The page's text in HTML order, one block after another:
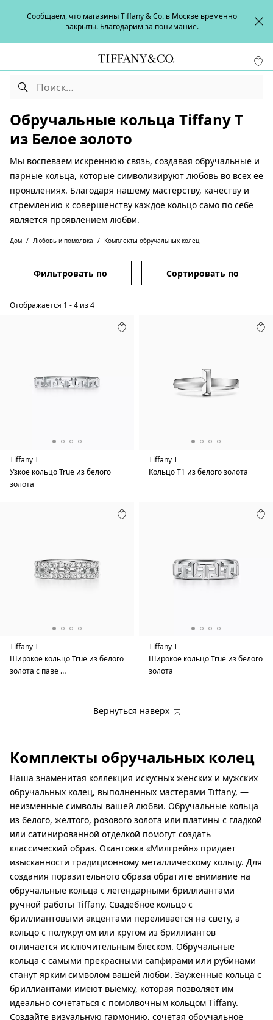
Сообщаем, что магазины Tiffany & Co. в Москве временно
закрыты. Благодарим за понимание.
Обручальные кольца Tiffany T
из Белое золото
Мы воспеваем искреннюю связь, создавая обручальные и
парные кольца, которые символизируют любовь во всех ее
проявлениях. Благодаря нашему мастерству, качеству и
стремлению к совершенству каждое кольцо само по себе
является проявлением любви.
Дом Любовь и помолвка Комплекты обручальных колец
Фильтровать по Сортировать по
Отображается 1 -4 из4
Tiffany T
Узкое кольцо True из белого
золота
Tiffany T
Кольцо T1 из белого золота
Tiffany T
Широкое кольцо True из белого
золота с паве …
Tiffany T
Широкое кольцо True из белого
золота
Вернуться наверх
Комплекты обручальных колец
Наша знаменитая коллекция искусных женских и мужских
обручальных колец, выполненных мастерами Tiffany, —
неизменные символы вашей любви. Обручальные кольца
из белого, желтого, розового золота или платины с гладкой
или сатинированной отделкой помогут создать
классический образ. Окантовка «Милгрейн» придает
изысканности традиционному металлическому кольцу. Для
создания поразительного образа обратите внимание на
обручальные кольца с легендарными бриллиантами
ручной работы Tiffany. Свадебное кольцо с
бриллиантовыми акцентами переливается на свету, а
кольцо с полукругом или кругом из бриллиантов
отличается исключительным блеском. Обручальные
кольца с самыми прекрасными сапфирами или рубинами
станут ярким символом вашей любви. Зауженные кольца с
бриллиантами имеют выемку, которая позволяет им
идеально сочетаться с помолвочным кольцом Tiffany.
Создайте визуальную гармонию, сочетая обручальное